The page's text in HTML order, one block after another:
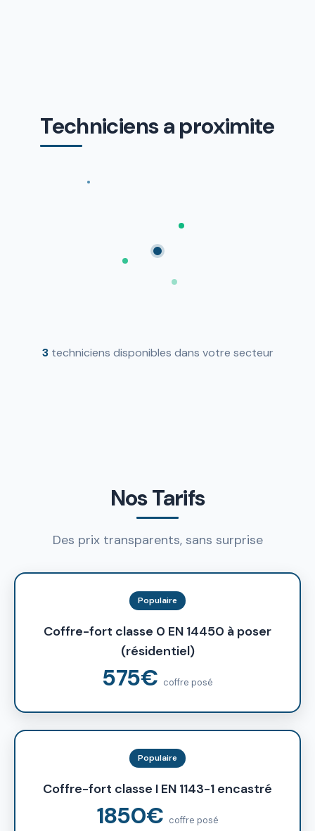
Techniciens a proximite
3techniciens disponibles dans votre secteur
Nos Tarifs
Des prix transparents, sans surprise
Populaire
Coffre-fort classe 0 EN 14450 à poser
(résidentiel)
575€ coffre posé
Populaire
Coffre-fort classe I EN 1143-1 encastré
1850€ coffre posé